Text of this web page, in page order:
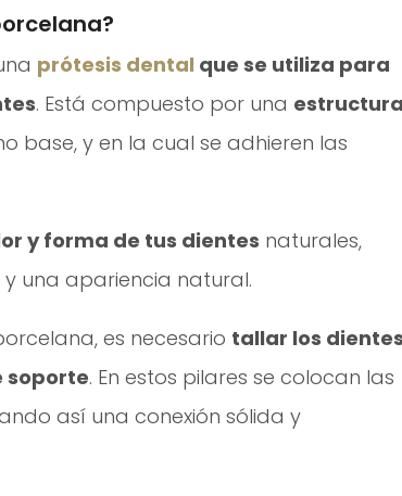
prótesis dental que se utiliza para
. Está compuesto por una
base, y en la cual se adhieren las
y forma de tus dientes naturales,
y una apariencia natural.
es necesario tallar los
soporte. En estos pilares se colocan las
así una conexión sólida y